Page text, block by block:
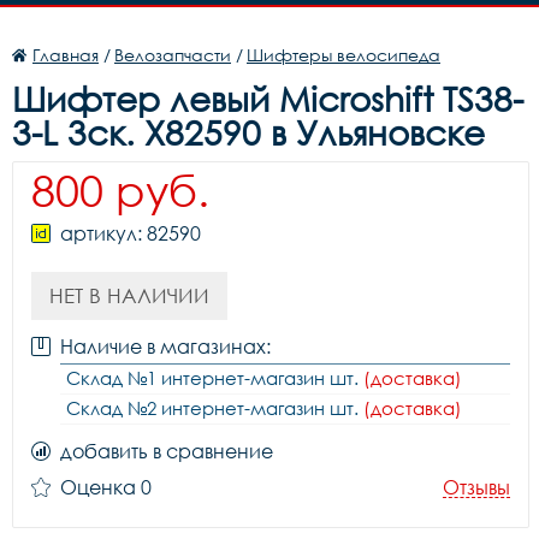
Главная / Велозапчасти / Шифтеры велосипеда
Шифтер левый Microshift TS38-
3-L 3ск. Х82590 в Ульяновске
800 руб.
артикул: 82590
НЕТ В НАЛИЧИИ
Наличие в магазинах:
Склад №1 интернет-магазин шт. (доставка)
Склад №2 интернет-магазин шт. (доставка)
добавить в сравнение
Оценка 0
Отзывы